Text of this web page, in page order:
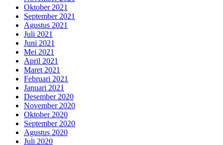
Oktober 2021
September 2021
Agustus 2021
Juli 2021
Juni 2021
Mei 2021
April 2021
Maret 2021
Februari 2021
Januari 2021
Desember 2020
November 2020
Oktober 2020
September 2020
Agustus 2020
Juli 2020